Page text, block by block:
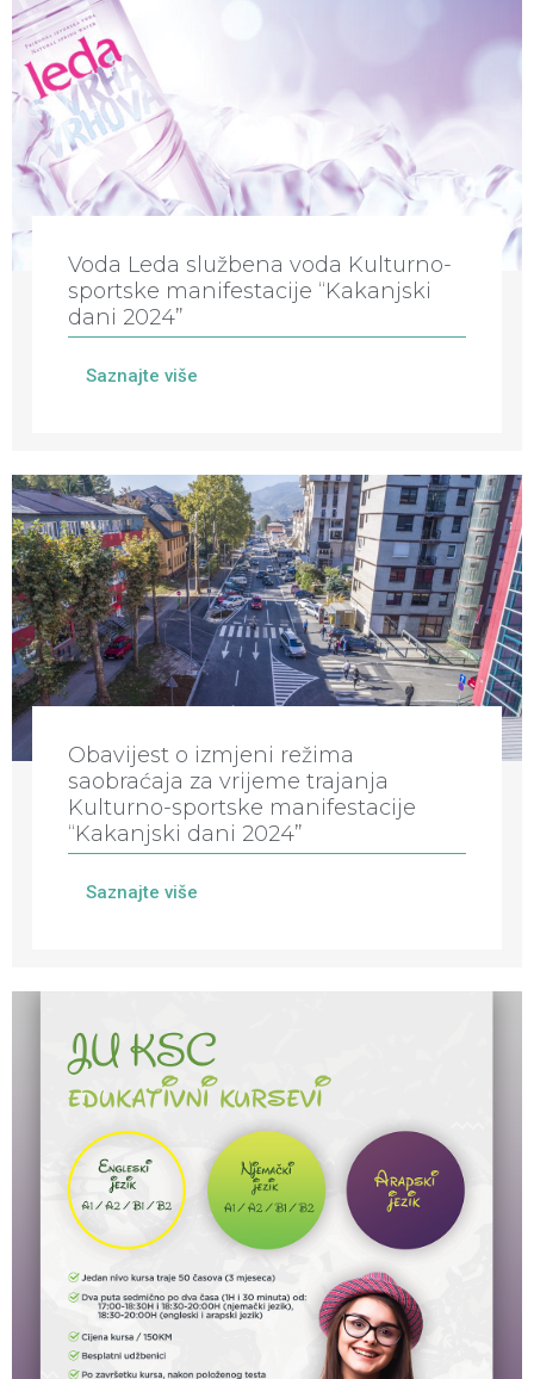
Voda Leda službena voda Kulturno-
sportske manifestacije “Kakanjski
dani 2024”
Saznajte više
Obavijest o izmjeni režima
saobraćaja za vrijeme trajanja
Kulturno-sportske manifestacije
“Kakanjski dani 2024”
Saznajte više